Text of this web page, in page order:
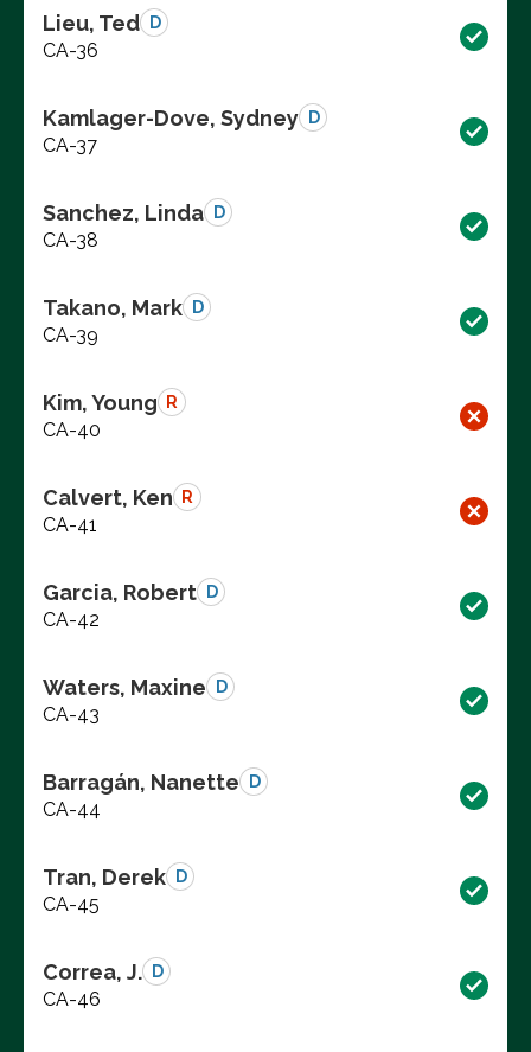
Lieu, Ted D
CA-36
Kamlager-Dove, Sydney D
CA-37
Sanchez, Linda D
CA-38
Takano, Mark D
CA-39
Kim, Young R
CA-40
Calvert, Ken R
CA-41
Garcia, Robert D
CA-42
Waters, Maxine D
CA-43
Barragán, Nanette D
CA-44
Tran, Derek D
CA-45
Correa, J. D
CA-46